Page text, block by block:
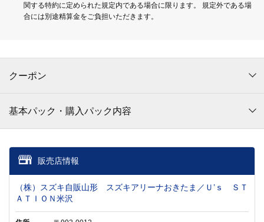
関する特約に定められた規定内である場合に限ります。 規定外である場
合には別途精算金をご負担いただきます。
クーポン
基本パック・購入パック内容
販売店情報
（株）スズキ自販山形 スズキアリーナおきたま／Ｕ’ｓ ＳＴ
ＡＴＩＯＮ米沢